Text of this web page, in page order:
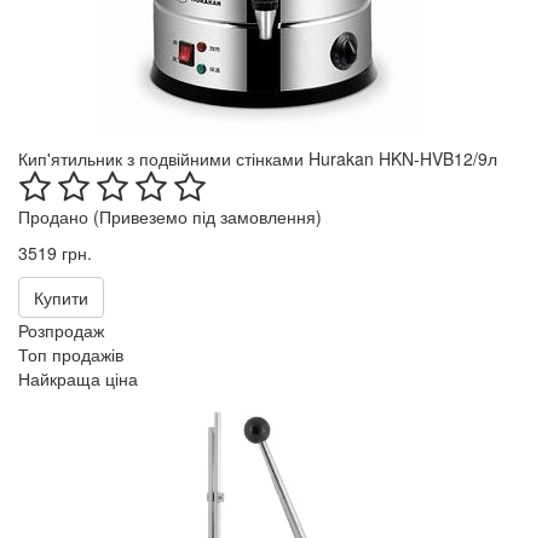
Кип'ятильник з подвійними стінками Hurakan HKN-HVB12/9л
Продано (Привеземо під замовлення)
3519 грн.
Купити
Розпродаж
Топ продажів
Найкраща ціна